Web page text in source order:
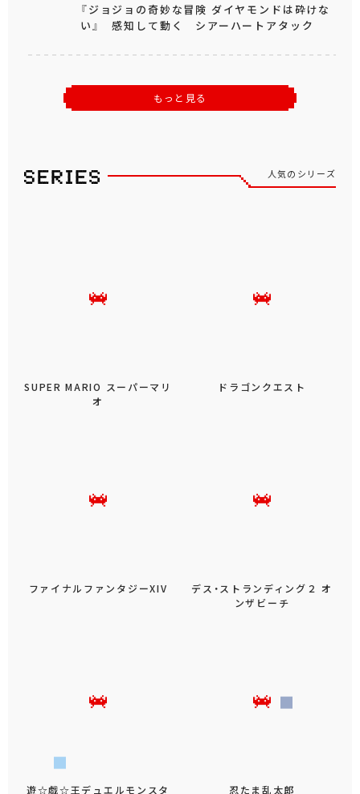
『ジョジョの奇妙な冒険 ダイヤモンドは砕けな
い』 感知して動く シアーハートアタック
もっと見る
人気のシリーズ
SUPER MARIO スーパーマリ
オ
ドラゴンクエスト
ファイナルファンタジーXIV
デス・ストランディング２ オ
ンザビーチ
遊☆戯☆王デュエルモンスタ
忍たま乱太郎